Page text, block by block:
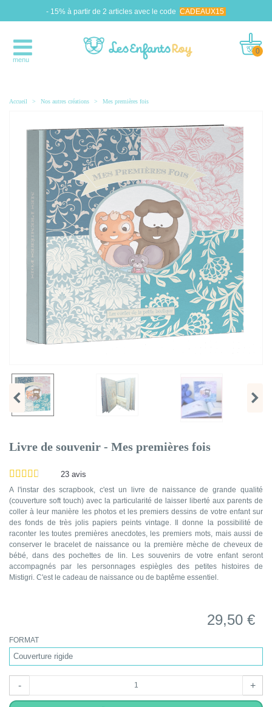
- 15% à partir de 2 articles avec le code CADEAUX15
menu
0
Accueil > Nos autres créations > Mes premières fois
Livre de souvenir - Mes premières fois
23 avis
A l'instar des scrapbook, c'est un livre de naissance de grande qualité
(couverture soft touch) avec la particularité de laisser liberté aux parents de
coller à leur manière les photos et les premiers dessins de votre enfant sur
des fonds de très jolis papiers peints vintage. Il donne la possibilité de
raconter les toutes premières anecdotes, les premiers mots, mais aussi de
conserver le bracelet de naissance ou la première mèche de cheveux de
bébé, dans des pochettes de lin. Les souvenirs de votre enfant seront
accompagnés par les personnages espiègles des petites histoires de
Mistigri. C'est le cadeau de naissance ou de baptême essentiel.
29,50 €
FORMAT
- +